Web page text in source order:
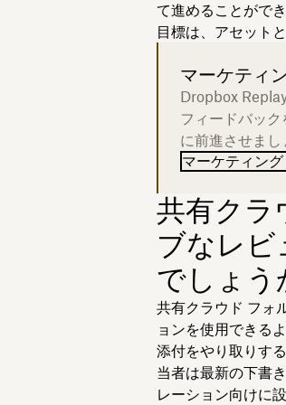
て進めることができ
目標は、アセット
マーケティ
Dropbox
フィードバッ
に前進させまし
マーケティン
共有クラ
ブなレ
でしょう
共有クラウド フォ
ョンを使用できる
添付をやり取りす
当者は最新の下書
レーション向けに